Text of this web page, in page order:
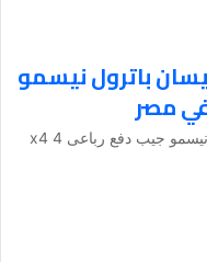
باترول نيسمو
تأجير أفخم وأحدث سيارة نيسان باترول نيسمو جيب دفع رباعى 4 x4